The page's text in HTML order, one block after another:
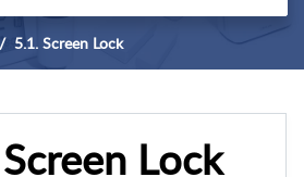
5.1. Screen Lock
Lock